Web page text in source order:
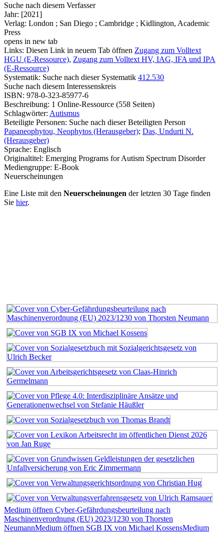
Suche nach diesem Verfasser
Jahr: [2021]
Verlag: London ; San Diego ; Cambridge ; Kidlington, Academic
Press
opens in new tab
Links: Diesen Link in neuem Tab öffnen Zugang zum Volltext
HGU (E-Ressource), Zugang zum Volltext HV, IAG, IFA und IPA
(E-Ressource)
Systematik: Suche nach dieser Systematik 412.530
Suche nach diesem Interessenskreis
ISBN: 978-0-323-85977-6
Beschreibung: 1 Online-Ressource (558 Seiten)
Schlagwörter: Autismus
Beteiligte Personen: Suche nach dieser Beteiligten Person
Papaneophytou, Neophytos (Herausgeber); Das, Undurti N.
(Herausgeber)
Sprache: Englisch
Originaltitel: Emerging Programs for Autism Spectrum Disorder
Mediengruppe: E-Book
Neuerscheinungen
Eine Liste mit den Neuerscheinungen der letzten 30 Tage finden
Sie hier.
Medium öffnen Cyber-Gefährdungsbeurteilung nach
Maschinenverordnung (EU) 2023/1230 von Thorsten
NeumannMedium öffnen SGB IX von Michael KossensMedium